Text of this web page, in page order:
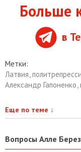
Больше
в
Метки:
Латвия
Александр Гапоненко
Еще по теме ↓
Вопросы Алле